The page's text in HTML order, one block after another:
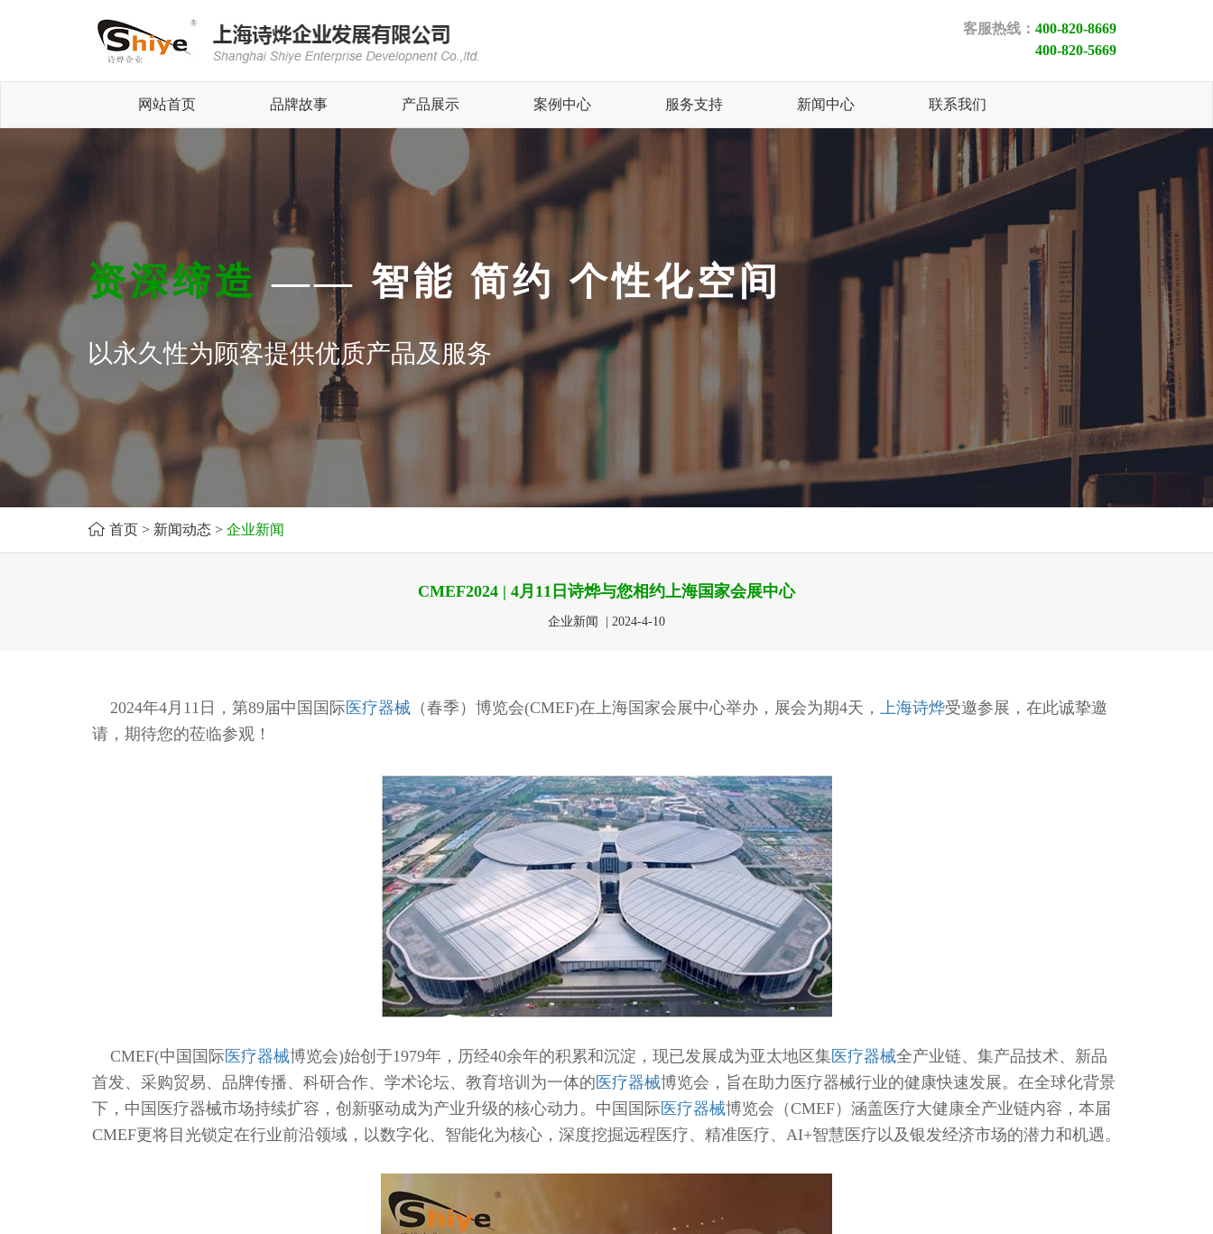
客服热线： 400-820-8669
400-820-5669
网站首页 品牌故事 产品展示 案例中心 服务支持 新闻中心 联系我们
资深缔造—— 智能 简约 个性化空间
以永久性为顾客提供优质产品及服务
首页 > 新闻动态 > 企业新闻
CMEF2024 | 4月11日诗烨与您相约上海国家会展中心
企业新闻 | 2024-4-10
2024年4月11日，第89届中国国际医疗器械 （春季）博览会(CMEF)在上海国家会展中心举办，展会为期4天， 上海诗烨受邀参展，在此诚挚邀
请，期待您的莅临参观！
CMEF(中国国际医疗器械博览会)始创于1979年，历经40余年的积累和沉淀，现已发展成为亚太地区集医疗器械全产业链、集产品技术、新品
首发、采购贸易、品牌传播、科研合作、学术论坛、教育培训为一体的 医疗器械博览会，旨在助力医疗器械行业的健康快速发展。在全球化背景
下，中国医疗器械市场持续扩容，创新驱动成为产业升级的核心动力。中国国际医疗器械博览会（CMEF）涵盖医疗大健康全产业链内容，本届
CMEF更将目光锁定在行业前沿领域，以数字化、智能化为核心，深度挖掘远程医疗、精准医疗、AI+智慧医疗以及银发经济市场的潜力和机遇。